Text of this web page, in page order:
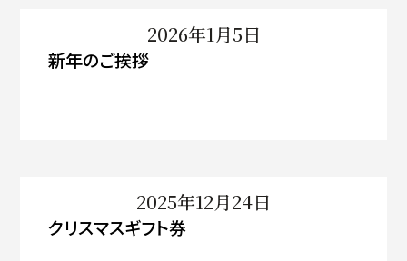
2026年1月5日
新年のご挨拶
2025年12月24日
クリスマスギフト券